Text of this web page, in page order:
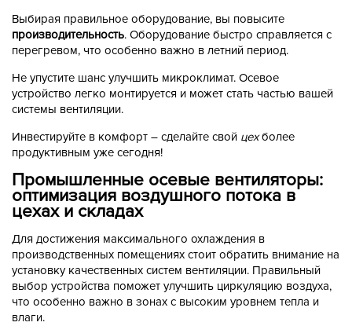
Выбирая правильное оборудование, вы повысите
производительность. Оборудование быстро справляется с
перегревом, что особенно важно в летний период.
Не упустите шанс улучшить микроклимат. Осевое
устройство легко монтируется и может стать частью вашей
системы вентиляции.
Инвестируйте в комфорт – сделайте свой цехболее
продуктивным уже сегодня!
Промышленные осевые вентиляторы:
оптимизация воздушного потока в
цехах и складах
Для достижения максимального охлаждения в
производственных помещениях стоит обратить внимание на
установку качественных систем вентиляции. Правильный
выбор устройства поможет улучшить циркуляцию воздуха,
что особенно важно в зонах с высоким уровнем тепла и
влаги.